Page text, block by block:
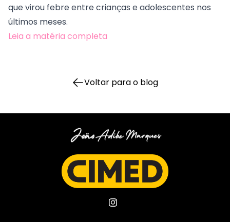
que virou febre entre crianças e adolescentes nos
últimos meses.
Leia a matéria completa
Voltar para o blog